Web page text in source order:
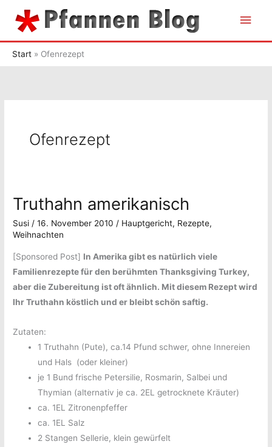
Inhalt
Start Ofenrezept
Ofenrezept
Truthahn amerikanisch
Susi /16. November 2010 / Hauptgericht, Rezepte,
Weihnachten
[Sponsored Post] In Amerika gibt es natürlich viele
Familienrezepte für den berühmten Thanksgiving Turkey,
aber die Zubereitung ist oft ähnlich. Mit diesem Rezept wird
Ihr Truthahn köstlich und er bleibt schön saftig.
Zutaten:
1 Truthahn (Pute), ca.14 Pfund schwer, ohne Innereien
und Hals (oder kleiner)
je 1 Bund frische Petersilie, Rosmarin, Salbei und
Thymian (alternativ je ca. 2EL getrocknete Kräuter)
ca. 1EL Zitronenpfeffer
ca. 1EL Salz
2 Stangen Sellerie, klein gewürfelt